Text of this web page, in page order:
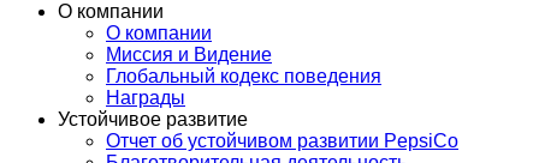
О компании
О компании
Миссия и Видение
Глобальный кодекс поведения
Награды
Устойчивое развитие
Отчет об устойчивом развитии PepsiCo